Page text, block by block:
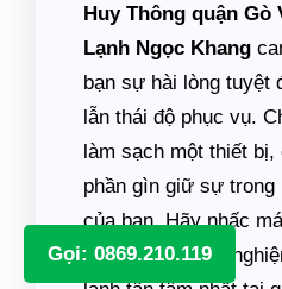
Gọi: 0869.210.119
Huy Thông quận Gò
Lạnh Ngọc Khang
bạn sự hài lòng tuyệt
lẫn thái độ phục vụ.
làm sạch một thiết bị,
phần gìn giữ sự trong
của bạn. Hãy nhấc
chúng tôi để trải